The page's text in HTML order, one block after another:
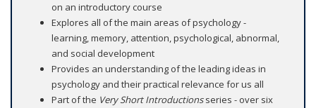
on an introductory course
Explores all of the main areas of psychology -
learning, memory, attention, psychological, abnormal,
and social development
Provides an understanding of the leading ideas in
psychology and their practical relevance for us all
Part of the Very Short Introductionsseries - over six